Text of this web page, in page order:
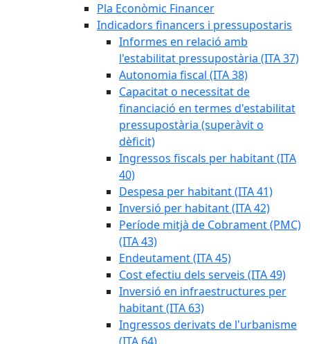
Pla Econòmic Financer
Indicadors financers i pressupostaris
Informes en relació amb
l'estabilitat pressupostària (ITA 37)
Autonomia fiscal (ITA 38)
Capacitat o necessitat de
financiació en termes d'estabilitat
pressupostària (superàvit o
dèficit)
Ingressos fiscals per habitant (ITA
40)
Despesa per habitant (ITA 41)
Inversió per habitant (ITA 42)
Període mitjà de Cobrament (PMC)
(ITA 43)
Endeutament (ITA 45)
Cost efectiu dels serveis (ITA 49)
Inversió en infraestructures per
habitant (ITA 63)
Ingressos derivats de l'urbanisme